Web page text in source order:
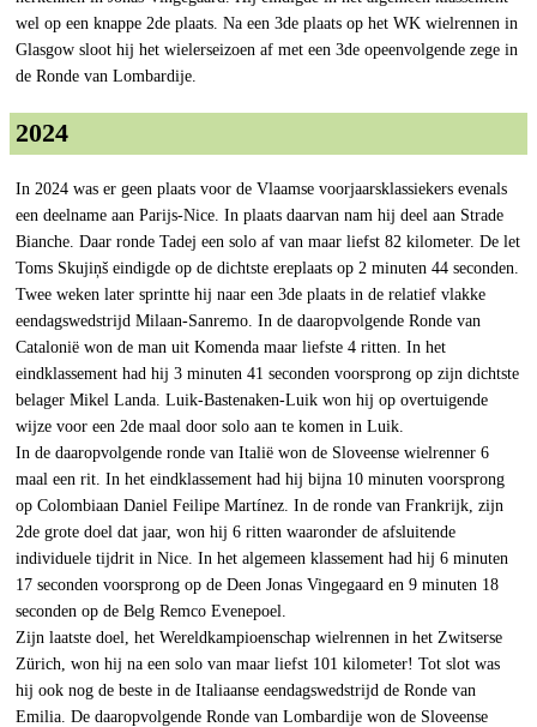
wel op een knappe 2de plaats. Na een 3de plaats op het WK wielrennen in
Glasgow sloot hij het wielerseizoen af met een 3de opeenvolgende zege in
de Ronde van Lombardije.
2024
In 2024 was er geen plaats voor de Vlaamse voorjaarsklassiekers evenals
een deelname aan Parijs-Nice. In plaats daarvan nam hij deel aan Strade
Bianche. Daar ronde Tadej een solo af van maar liefst 82 kilometer. De let
Toms Skujiņš eindigde op de dichtste ereplaats op 2 minuten 44 seconden.
Twee weken later sprintte hij naar een 3de plaats in de relatief vlakke
eendagswedstrijd Milaan-Sanremo. In de daaropvolgende Ronde van
Catalonië won de man uit Komenda maar liefste 4 ritten. In het
eindklassement had hij 3 minuten 41 seconden voorsprong op zijn dichtste
belager Mikel Landa. Luik-Bastenaken-Luik won hij op overtuigende
wijze voor een 2de maal door solo aan te komen in Luik.
In de daaropvolgende ronde van Italië won de Sloveense wielrenner 6
maal een rit. In het eindklassement had hij bijna 10 minuten voorsprong
op Colombiaan Daniel Feilipe Martínez. In de ronde van Frankrijk, zijn
2de grote doel dat jaar, won hij 6 ritten waaronder de afsluitende
individuele tijdrit in Nice. In het algemeen klassement had hij 6 minuten
17 seconden voorsprong op de Deen Jonas Vingegaard en 9 minuten 18
seconden op de Belg Remco Evenepoel.
Zijn laatste doel, het Wereldkampioenschap wielrennen in het Zwitserse
Zürich, won hij na een solo van maar liefst 101 kilometer! Tot slot was
hij ook nog de beste in de Italiaanse eendagswedstrijd de Ronde van
Emilia. De daaropvolgende Ronde van Lombardije won de Sloveense